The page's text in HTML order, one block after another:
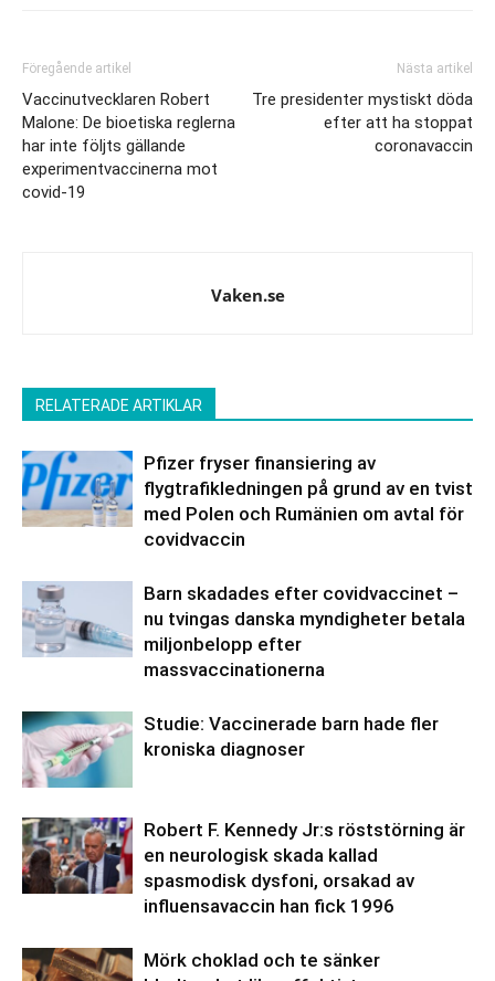
Föregående artikel
Vaccinutvecklaren Robert
Malone: De bioetiska reglerna
har inte följts gällande
experimentvaccinerna mot
covid-19
Nästa artikel
Tre presidenter mystiskt döda
efter att ha stoppat
coronavaccin
Vaken.se
RELATERADE ARTIKLAR
Pfizer fryser finansiering av
flygtrafikledningen på grund av en tvist
med Polen och Rumänien om avtal för
covidvaccin
Barn skadades efter covidvaccinet –
nu tvingas danska myndigheter betala
miljonbelopp efter
massvaccinationerna
Studie: Vaccinerade barn hade fler
kroniska diagnoser
Robert F. Kennedy Jr:s röststörning är
en neurologisk skada kallad
spasmodisk dysfoni, orsakad av
influensavaccin han fick 1996
Mörk choklad och te sänker